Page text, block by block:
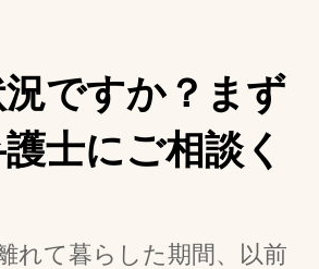
ですか？まず
士にご相談く
れて暮らした期間、以前